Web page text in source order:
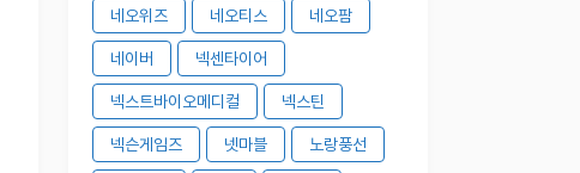
네오위즈 네오티스 네오팜
네이버 넥센타이어
넥스트바이오메디컬 넥스틴
넥슨게임즈 넷마블 노랑풍선